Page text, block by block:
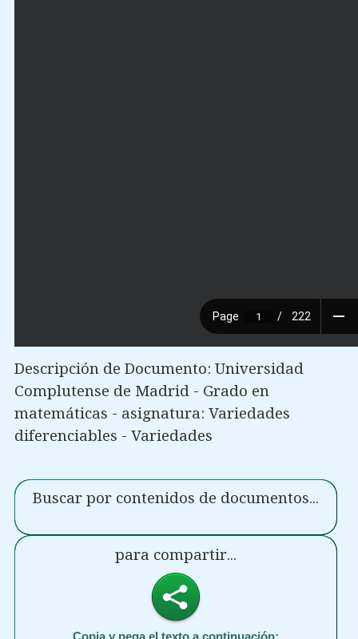
Descripción de Documento: Universidad
Complutense de Madrid - Grado en
matemáticas - asignatura: Variedades
diferenciables - Variedades
Buscar por contenidos de documentos...
para compartir...